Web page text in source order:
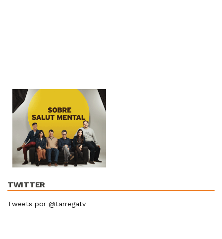
TWITTER
Tweets por @tarregatv